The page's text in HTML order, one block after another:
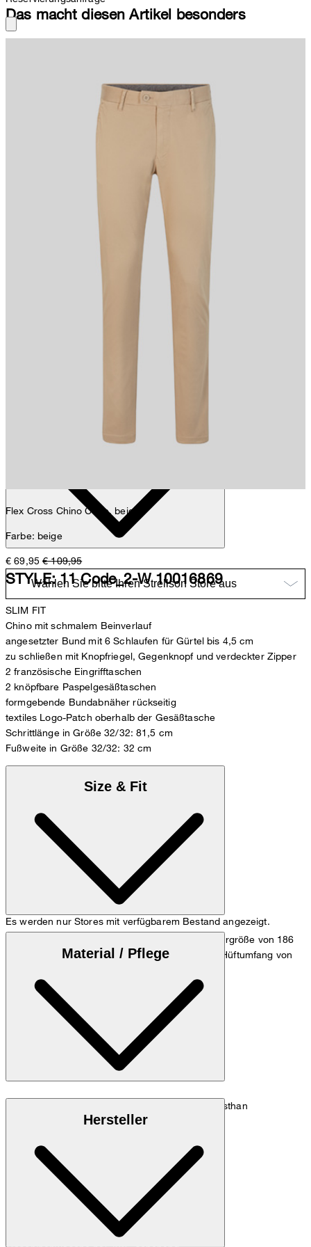
Flex Cross Chino Code, beige
Farbe: beige
€ 69,95 € 109,95
Es werden nur Stores mit verfügbarem Bestand angezeigt.
Das macht diesen Artikel besonders
Fashion- & Lifestyle-Redaktion
STYLE: 11 Code_2-W 10016869
SLIM FIT
Chino mit schmalem Beinverlauf
angesetzter Bund mit 6 Schlaufen für Gürtel bis 4,5 cm
zu schließen mit Knopfriegel, Gegenknopf und verdeckter Zipper
2 französische Eingrifftaschen
2 knöpfbare Paspelgesäßtaschen
formgebende Bundabnäher rückseitig
textiles Logo-Patch oberhalb der Gesäßtasche
Schrittlänge in Größe 32/32: 81,5 cm
Fußweite in Größe 32/32: 32 cm
Size & Fit
Das Model trägt die Größe 32/32 bei einer Körpergröße von 186
cm, einem Taillenumfang von 84 cm und einem Hüftumfang von
Zum Hosen Guide
Material / Pflege
Cotton-Stretch aus 97% Baumwolle und 3% Elasthan
Hersteller